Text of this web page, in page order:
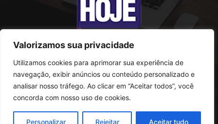
Valorizamos sua privacidade
Utilizamos cookies para aprimorar sua experiência de
navegação, exibir anúncios ou conteúdo personalizado e
analisar nosso tráfego. Ao clicar em “Aceitar todos”, você
concorda com nosso uso de cookies.
Personalizar Rejeitar Aceitar tudo
SOBRE NÓS
Rua Conselheiro Antonio Prado, 121
CEP: 07095-180